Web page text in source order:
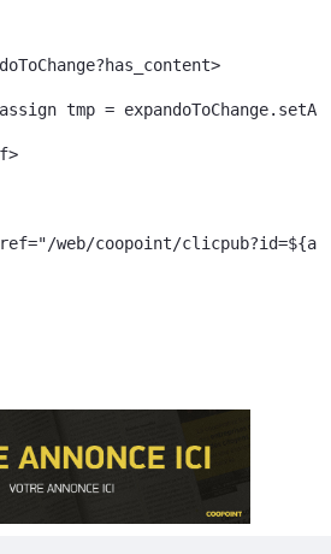
href="/web/coopoint/